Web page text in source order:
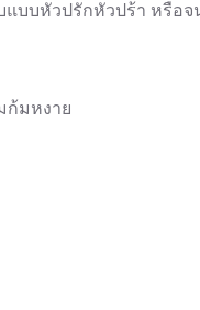
บแบบหัวปรักหัวปร้า หรือ
ก้มหงาย